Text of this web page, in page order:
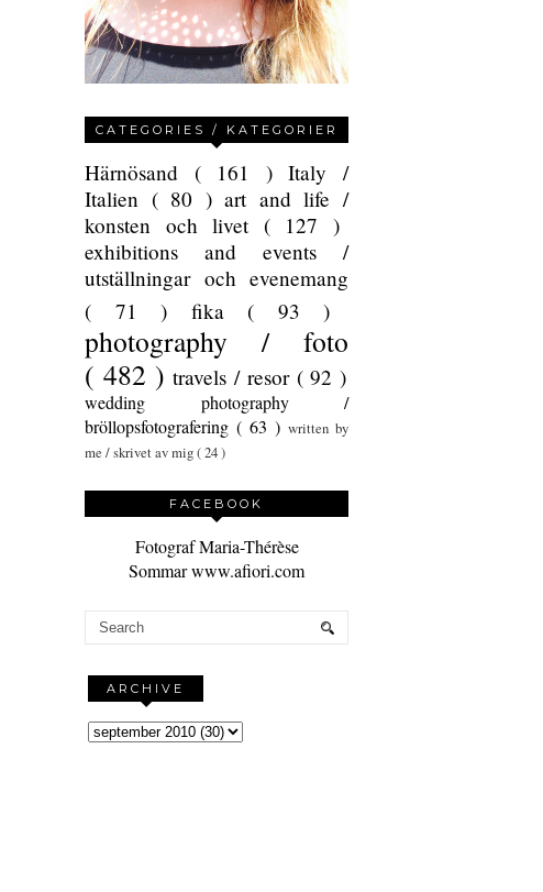
CATEGORIES / KATEGORIER
Härnösand ( 161 )Italy /
Italien ( 80 )art and life /
konsten och livet ( 127 )
exhibitions and events /
utställningar och evenemang
( 71 ) fika ( 93 )
photography / foto
( 482 )travels / resor ( 92 )
wedding photography /
bröllopsfotografering ( 63 ) written by
me / skrivet av mig( 24 )
FACEBOOK
Fotograf Maria-Thérèse
Sommar www.afiori.com
ARCHIVE